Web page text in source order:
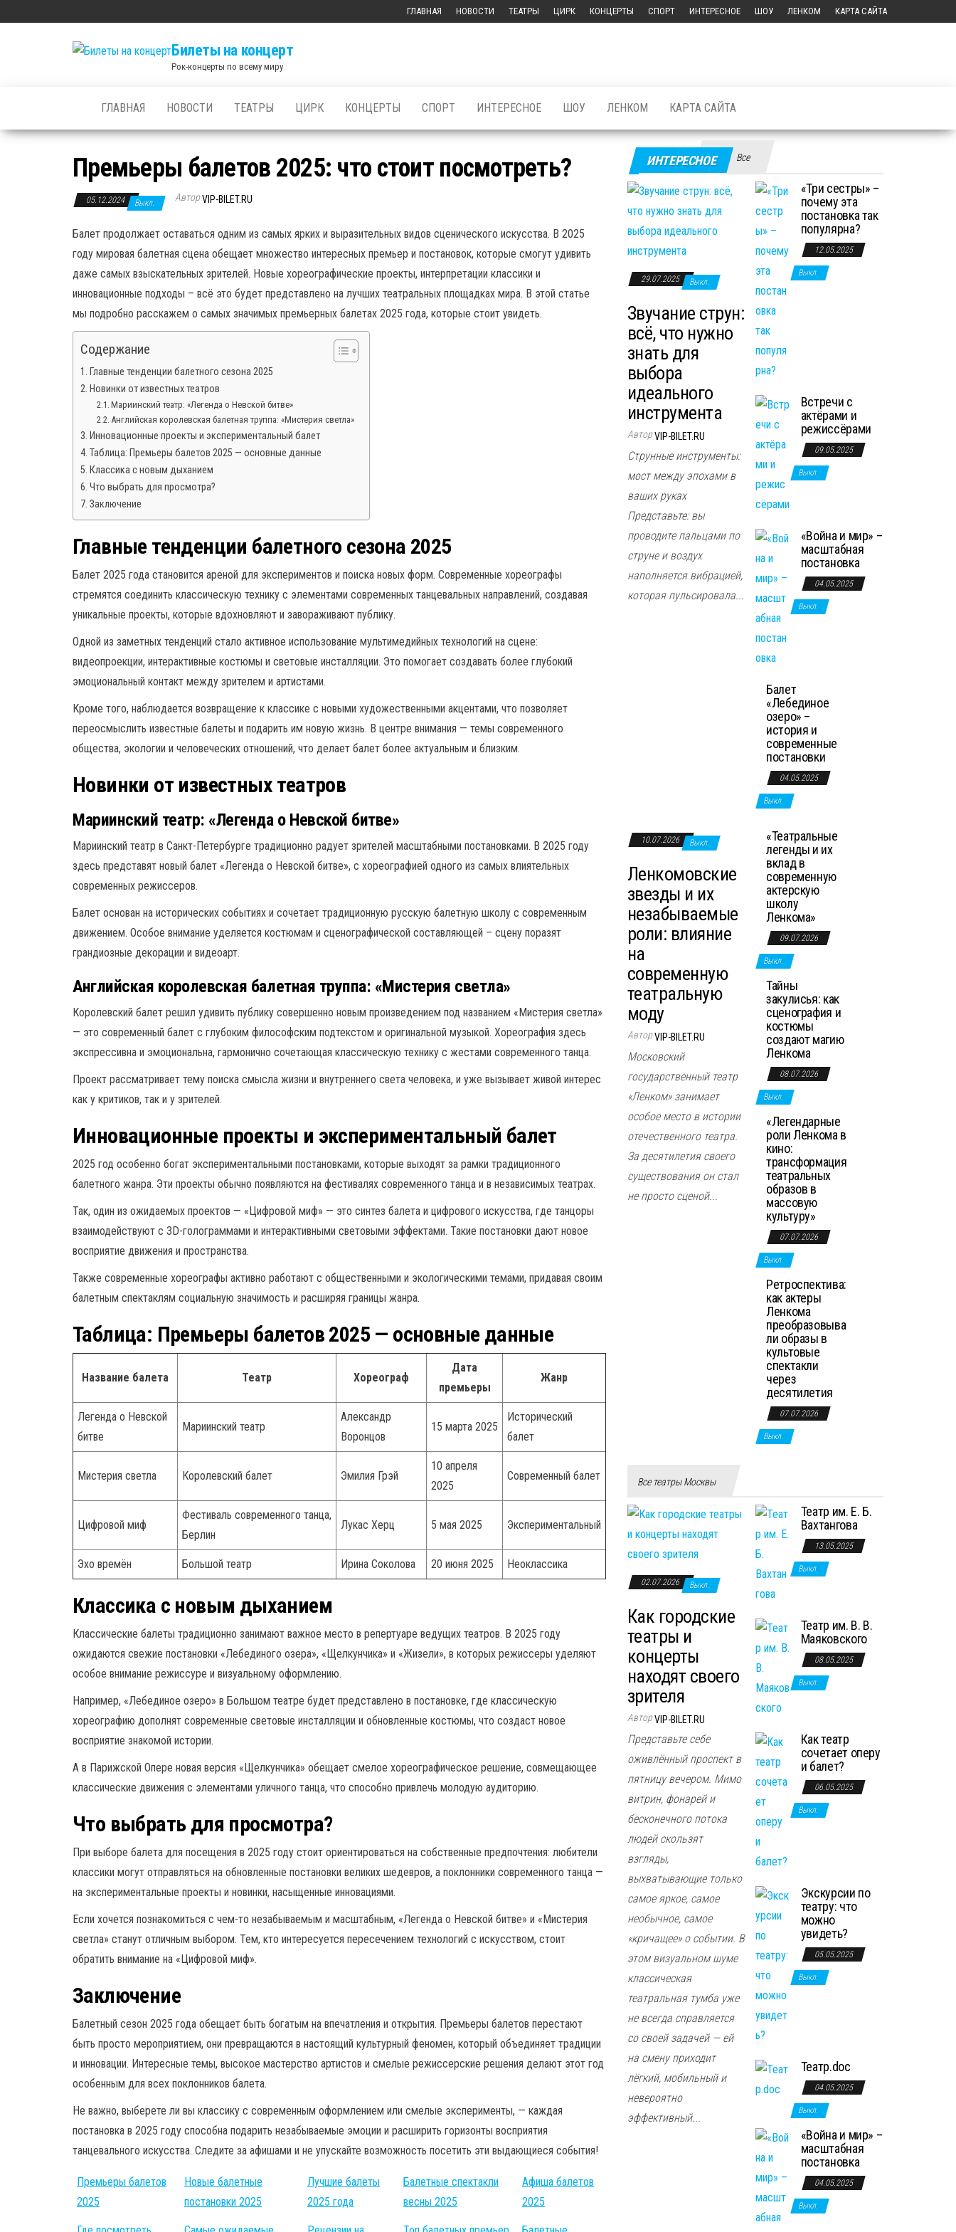
ГЛАВНАЯ НОВОСТИ ТЕАТРЫ ЦИРК КОНЦЕРТЫ СПОРТ ИНТЕРЕСНОЕ ШОУ ЛЕНКОМ КАРТА САЙТА
Билеты на концерт
Рок-концерты по всему миру
ГЛАВНАЯ НОВОСТИ ТЕАТРЫ ЦИРК КОНЦЕРТЫ СПОРТ ИНТЕРЕСНОЕ ШОУ ЛЕНКОМ КАРТА САЙТА
Премьеры балетов 2025: что стоит посмотреть?
05.12.2024 Выкл. АвторVIP-BILET.RU
Балет продолжает оставаться одним из самых ярких и выразительных видов сценического искусства. В 2025
году мировая балетная сцена обещает множество интересных премьер и постановок, которые смогут удивить
даже самых взыскательных зрителей. Новые хореографические проекты, интерпретации классики и
инновационные подходы – всё это будет представлено на лучших театральных площадках мира. В этой статье
мы подробно расскажем о самых значимых премьерных балетах 2025 года, которые стоит увидеть.
Содержание
Главные тенденции балетного сезона 2025
Новинки от известных театров
Мариинский театр: «Легенда о Невской битве»
Английская королевская балетная труппа: «Мистерия светла»
Инновационные проекты и экспериментальный балет
Таблица: Премьеры балетов 2025 — основные данные
Классика с новым дыханием
Что выбрать для просмотра?
Заключение
Главные тенденции балетного сезона 2025
Балет 2025 года становится ареной для экспериментов и поиска новых форм. Современные хореографы
стремятся соединить классическую технику с элементами современных танцевальных направлений, создавая
уникальные проекты, которые вдохновляют и завораживают публику.
Одной из заметных тенденций стало активное использование мультимедийных технологий на сцене:
видеопроекции, интерактивные костюмы и световые инсталляции. Это помогает создавать более глубокий
эмоциональный контакт между зрителем и артистами.
Кроме того, наблюдается возвращение к классике с новыми художественными акцентами, что позволяет
переосмыслить известные балеты и подарить им новую жизнь. В центре внимания — темы современного
общества, экологии и человеческих отношений, что делает балет более актуальным и близким.
Новинки от известных театров
Мариинский театр: «Легенда о Невской битве»
Мариинский театр в Санкт-Петербурге традиционно радует зрителей масштабными постановками. В 2025 году
здесь представят новый балет «Легенда о Невской битве», с хореографией одного из самых влиятельных
современных режиссеров.
Балет основан на исторических событиях и сочетает традиционную русскую балетную школу с современным
движением. Особое внимание уделяется костюмам и сценографической составляющей – сцену поразят
грандиозные декорации и видеоарт.
Английская королевская балетная труппа: «Мистерия светла»
Королевский балет решил удивить публику совершенно новым произведением под названием «Мистерия светла»
— это современный балет с глубоким философским подтекстом и оригинальной музыкой. Хореография здесь
экспрессивна и эмоциональна, гармонично сочетающая классическую технику с жестами современного танца.
Проект рассматривает тему поиска смысла жизни и внутреннего света человека, и уже вызывает живой интерес
как у критиков, так и у зрителей.
Инновационные проекты и экспериментальный балет
2025 год особенно богат экспериментальными постановками, которые выходят за рамки традиционного
балетного жанра. Эти проекты обычно появляются на фестивалях современного танца и в независимых театрах.
Так, один из ожидаемых проектов — «Цифровой миф» — это синтез балета и цифрового искусства, где танцоры
взаимодействуют с 3D-голограммами и интерактивными световыми эффектами. Такие постановки дают новое
восприятие движения и пространства.
Также современные хореографы активно работают с общественными и экологическими темами, придавая своим
балетным спектаклям социальную значимость и расширяя границы жанра.
Таблица: Премьеры балетов 2025 — основные данные
Название балета Театр Хореограф
Дата
премьеры
Жанр
Легенда о Невской
битве
Мариинский театр
Александр
Воронцов
15 марта 2025
Исторический
балет
Мистерия светла Королевский балет Эмилия Грэй
10 апреля
2025
Современный балет
Цифровой миф
Фестиваль современного танца,
Берлин
Лукас Херц 5 мая 2025 Экспериментальный
Эхо времён Большой театр Ирина Соколова 20 июня 2025 Неоклассика
Классика с новым дыханием
Классические балеты традиционно занимают важное место в репертуаре ведущих театров. В 2025 году
ожидаются свежие постановки «Лебединого озера», «Щелкунчика» и «Жизели», в которых режиссеры уделяют
особое внимание режиссуре и визуальному оформлению.
Например, «Лебединое озеро» в Большом театре будет представлено в постановке, где классическую
хореографию дополнят современные световые инсталляции и обновленные костюмы, что создаст новое
восприятие знакомой истории.
А в Парижской Опере новая версия «Щелкунчика» обещает смелое хореографическое решение, совмещающее
классические движения с элементами уличного танца, что способно привлечь молодую аудиторию.
Что выбрать для просмотра?
При выборе балета для посещения в 2025 году стоит ориентироваться на собственные предпочтения: любители
классики могут отправляться на обновленные постановки великих шедевров, а поклонники современного танца —
на экспериментальные проекты и новинки, насыщенные инновациями.
Если хочется познакомиться с чем-то незабываемым и масштабным, «Легенда о Невской битве» и «Мистерия
светла» станут отличным выбором. Тем, кто интересуется пересечением технологий с искусством, стоит
обратить внимание на «Цифровой миф».
Заключение
Балетный сезон 2025 года обещает быть богатым на впечатления и открытия. Премьеры балетов перестают
быть просто мероприятием, они превращаются в настоящий культурный феномен, который объединяет традиции
и инновации. Интересные темы, высокое мастерство артистов и смелые режиссерские решения делают этот год
особенным для всех поклонников балета.
Не важно, выберете ли вы классику с современным оформлением или смелые эксперименты, — каждая
постановка в 2025 году способна подарить незабываемые эмоции и расширить горизонты восприятия
танцевального искусства. Следите за афишами и не упускайте возможность посетить эти выдающиеся события!
Премьеры балетов
2025
Новые балетные
постановки 2025
Лучшие балеты
2025 года
Балетные спектакли
весны 2025
Афиша балетов
2025
ИНТЕРЕСНОЕ Все
29.07.2025 Выкл.
Звучание струн:
всё, что нужно
знать для
выбора
идеального
инструмента
АвторVIP-BILET.RU
Струнные инструменты:
мост между эпохами в
ваших руках
Представьте: вы
проводите пальцами по
струне и воздух
наполняется вибрацией,
которая пульсировала...
«Три сестры» –
почему эта
постановка так
популярна?
12.05.2025
Выкл.
Встречи с
актёрами и
режиссёрами
09.05.2025
Выкл.
«Война и мир» –
масштабная
постановка
04.05.2025
Выкл.
Балет
«Лебединое
озеро» –
история и
современные
постановки
04.05.2025
Выкл.
10.07.2026 Выкл.
Ленкомовские
звезды и их
незабываемые
роли: влияние
на
современную
театральную
моду
АвторVIP-BILET.RU
Московский
государственный театр
«Ленком» занимает
особое место в истории
отечественного театра.
За десятилетия своего
существования он стал
не просто сценой...
«Театральные
легенды и их
вклад в
современную
актерскую
школу
Ленкома»
09.07.2026
Выкл.
Тайны
закулисья: как
сценография и
костюмы
создают магию
Ленкома
08.07.2026
Выкл.
«Легендарные
роли Ленкома в
кино:
трансформация
театральных
образов в
массовую
культуру»
07.07.2026
Выкл.
Ретроспектива:
как актеры
Ленкома
преобразовыва
ли образы в
культовые
спектакли
через
десятилетия
07.07.2026
Выкл.
Все театры Москвы
02.07.2026 Выкл.
Как городские
театры и
концерты
находят своего
зрителя
АвторVIP-BILET.RU
Представьте себе
оживлённый проспект в
пятницу вечером. Мимо
витрин, фонарей и
бесконечного потока
людей скользят
взгляды,
выхватывающие только
самое яркое, самое
необычное, самое
«кричащее» о событии. В
этом визуальном шуме
классическая
театральная тумба уже
не всегда справляется
со своей задачей — ей
на смену приходит
лёгкий, мобильный и
невероятно
эффективный...
Театр им. Е. Б.
Вахтангова
13.05.2025
Выкл.
Театр им. В. В.
Маяковского
08.05.2025
Выкл.
Как театр
сочетает оперу
и балет?
06.05.2025
Выкл.
Экскурсии по
театру: что
можно
увидеть?
05.05.2025
Выкл.
Театр.doc
04.05.2025
Выкл.
«Война и мир» –
масштабная
постановка
04.05.2025
Выкл.
11.12.2025